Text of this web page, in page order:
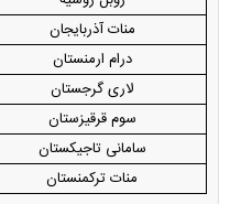
منات آذربایجان
درام ارمنستان
لاری گرجستان
سوم قرقیزستان
سامانی تاجیکستان
منات ترکمنستان